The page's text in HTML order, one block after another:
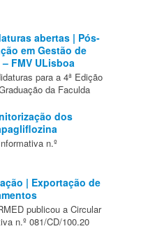
abertas | Pós-
em Gestão de
– FMV ULisboa
para a 4ª Edição
da Faculda
dos
n.º
| Exportação de
publicou a Circular
n.º 081/CD/100.20